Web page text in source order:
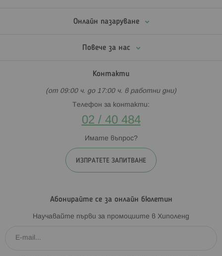
Онлайн пазаруване
Повече за нас
Контакти
(от 09:00 ч. до 17:00 ч. в работни дни)
Телефон за контакти:
02 / 40 484
Имате въпрос?
ИЗПРАТЕТЕ ЗАПИТВАНЕ
Абонирайте се за онлайн бюлетин
Научавайте първи за промоциите в Хиполенд